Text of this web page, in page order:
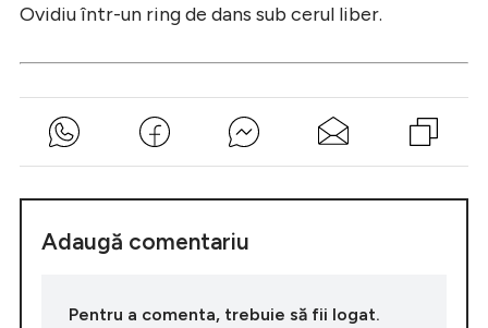
Ovidiu într-un ring de dans sub cerul liber.
Adaugă comentariu
Pentru a comenta, trebuie să fii logat.